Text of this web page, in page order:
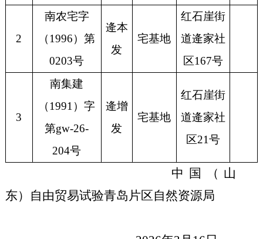
2
南农宅字
（1996）第
0203号
逄本
发
宅基地
红石崖街
道逄家社
区167号
3
南集建
（1991）字
第gw-26-
204号
逄增
发
宅基地
红石崖街
道逄家社
区21号
中国（山
东）自由贸易试验青岛片区自然资源局